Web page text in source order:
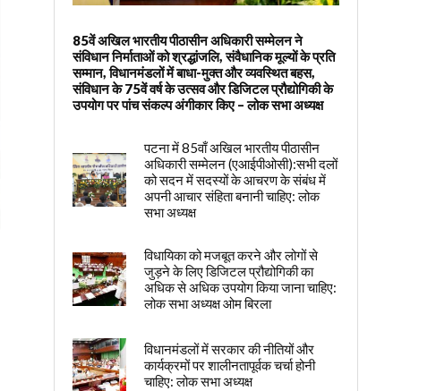
85वें अखिल भारतीय पीठासीन अधिकारी सम्मेलन ने
संविधान निर्माताओं को श्रद्धांजलि, संवैधानिक मूल्यों के प्रति
सम्मान, विधानमंडलों में बाधा-मुक्त और व्यवस्थित बहस,
संविधान के 75वें वर्ष के उत्सव और डिजिटल प्रौद्योगिकी के
उपयोग पर पांच संकल्प अंगीकार किए – लोक सभा अध्यक्ष
पटना में 85वाँ अखिल भारतीय पीठासीन
अधिकारी सम्मेलन (एआईपीओसी):सभी दलों
को सदन में सदस्यों के आचरण के संबंध में
अपनी आचार संहिता बनानी चाहिए: लोक
सभा अध्यक्ष
विधायिका को मजबूत करने और लोगों से
जुड़ने के लिए डिजिटल प्रौद्योगिकी का
अधिक से अधिक उपयोग किया जाना चाहिए:
लोक सभा अध्यक्ष ओम बिरला
विधानमंडलों में सरकार की नीतियों और
कार्यक्रमों पर शालीनतापूर्वक चर्चा होनी
चाहिए: लोक सभा अध्यक्ष